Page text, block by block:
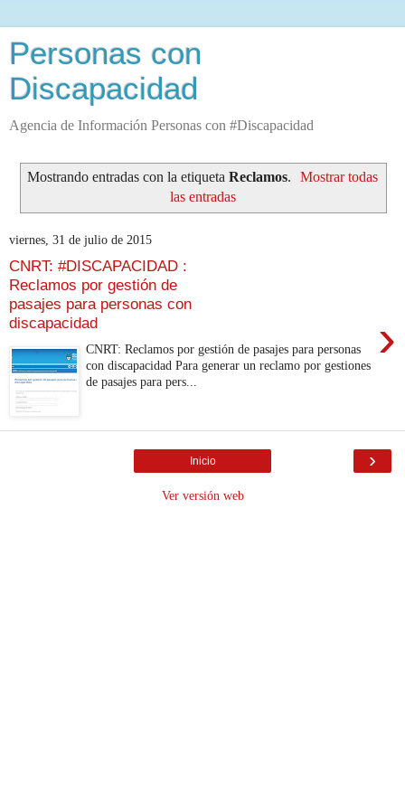
Personas con
Discapacidad
Agencia de Información Personas con #Discapacidad
Mostrando entradas con la etiqueta Reclamos.
Mostrar todas
las entradas
viernes, 31 de julio de 2015
CNRT: #DISCAPACIDAD :
Reclamos por gestión de
pasajes para personas con
discapacidad
›
CNRT: Reclamos por gestión de pasajes para personas
con discapacidad Para generar un reclamo por gestiones
de pasajes para pers...
›
Inicio
Ver versión web